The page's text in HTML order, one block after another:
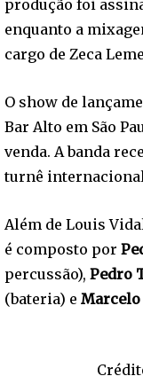
produção foi
enquanto a
cargo de Zeca
O show de
Bar Alto em São
venda. A banda
turnê
Além de Louis
é composto por
percussão), Pedro
(bateria) e Marcelo